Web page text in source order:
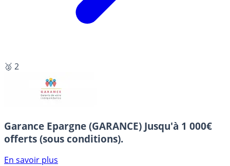
🥈 2
Garance Epargne (GARANCE) Jusqu'à 1 000€
offerts (sous conditions).
En savoir plus